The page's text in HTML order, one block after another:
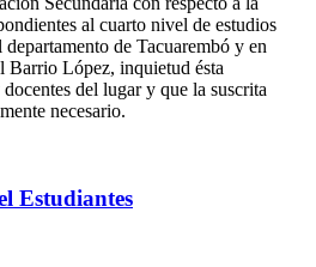
al cuarto nivel de estudios
de Tacuarembó y en
Barrio López, inquietud ésta
del lugar y que la suscrita
necesario.
Estudiantes